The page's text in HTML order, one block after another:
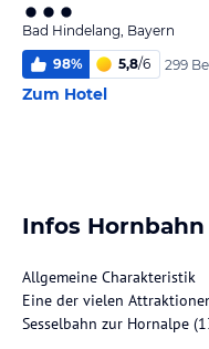
Bad Hindelang, Bayern
98% 5,8/6 299
Zum Hotel
Infos
Allgemeine Charakteristik
Eine der vielen
Sesselbahn zur Hornalpe